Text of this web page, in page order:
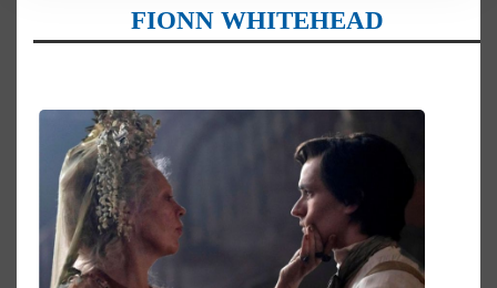
FIONN WHITEHEAD